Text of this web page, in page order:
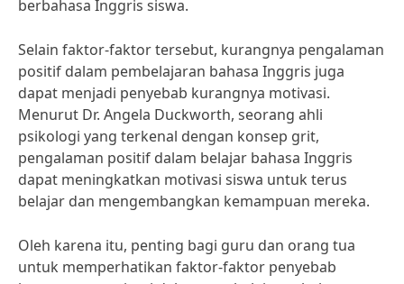
berbahasa Inggris siswa.
Selain faktor-faktor tersebut, kurangnya pengalaman
positif dalam pembelajaran bahasa Inggris juga
dapat menjadi penyebab kurangnya motivasi.
Menurut Dr. Angela Duckworth, seorang ahli
psikologi yang terkenal dengan konsep grit,
pengalaman positif dalam belajar bahasa Inggris
dapat meningkatkan motivasi siswa untuk terus
belajar dan mengembangkan kemampuan mereka.
Oleh karena itu, penting bagi guru dan orang tua
untuk memperhatikan faktor-faktor penyebab